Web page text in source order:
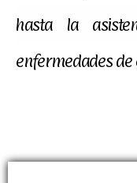
hasta la
enfermedades